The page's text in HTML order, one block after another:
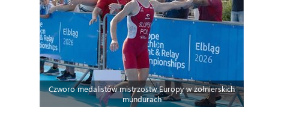
Czworo medalistów mistrzostw Europy w żołnierskich
mundurach